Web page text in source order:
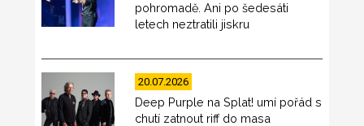
pohromadě. Ani po šedesáti
letech neztratili jiskru
20.07.2026
Deep Purple na Splat! umí pořád s
chutí zatnout riff do masa